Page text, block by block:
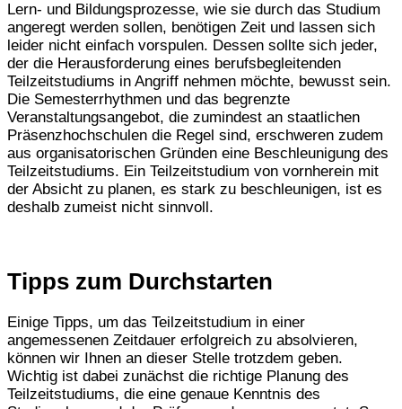
Lern- und Bildungsprozesse, wie sie durch das Studium
angeregt werden sollen, benötigen Zeit und lassen sich
leider nicht einfach vorspulen. Dessen sollte sich jeder,
der die Herausforderung eines berufsbegleitenden
Teilzeitstudiums in Angriff nehmen möchte, bewusst sein.
Die Semesterrhythmen und das begrenzte
Veranstaltungsangebot, die zumindest an staatlichen
Präsenzhochschulen die Regel sind, erschweren zudem
aus organisatorischen Gründen eine Beschleunigung des
Teilzeitstudiums. Ein Teilzeitstudium von vornherein mit
der Absicht zu planen, es stark zu beschleunigen, ist es
deshalb zumeist nicht sinnvoll.
Tipps zum Durchstarten
Einige Tipps, um das Teilzeitstudium in einer
angemessenen Zeitdauer erfolgreich zu absolvieren,
können wir Ihnen an dieser Stelle trotzdem geben.
Wichtig ist dabei zunächst die richtige Planung des
Teilzeitstudiums, die eine genaue Kenntnis des